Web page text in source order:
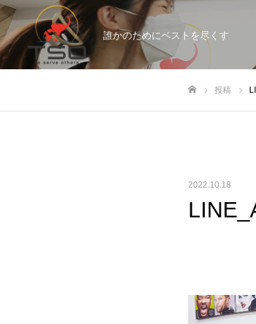
誰かのためにベストを尽くす
投稿
2022.10.18